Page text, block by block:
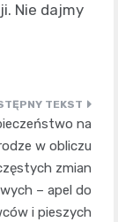
Nie dajmy
na
w obliczu
zmian
– apel do
i pieszych